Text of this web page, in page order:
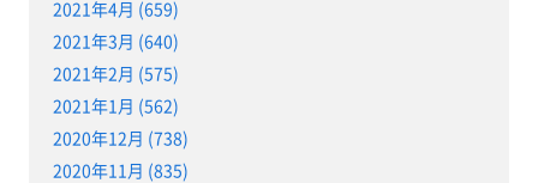
2021年4月 (659)
2021年3月 (640)
2021年2月 (575)
2021年1月 (562)
2020年12月 (738)
2020年11月 (835)